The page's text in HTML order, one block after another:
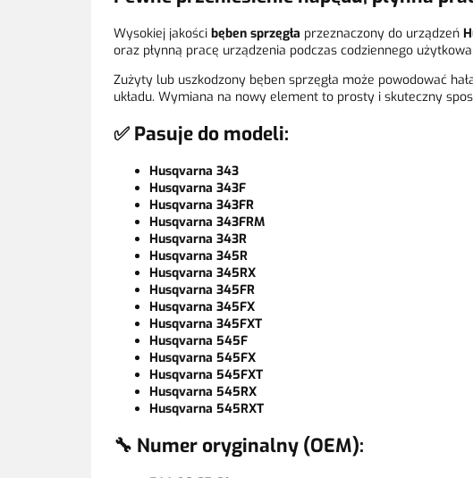
Wysokiej jakości bęben sprzęgła przeznaczony do urządzeń
oraz płynną pracę urządzenia podczas codziennego
Zużyty lub uszkodzony bęben sprzęgła może powodować
układu. Wymiana na nowy element to prosty i skuteczny
✅ Pasuje do modeli:
Husqvarna 343
Husqvarna 343F
Husqvarna 343FR
Husqvarna 343FRM
Husqvarna 343R
Husqvarna 345R
Husqvarna 345RX
Husqvarna 345FR
Husqvarna 345FX
Husqvarna 345FXT
Husqvarna 545F
Husqvarna 545FX
Husqvarna 545FXT
Husqvarna 545RX
Husqvarna 545RXT
🔧 Numer oryginalny (OEM):